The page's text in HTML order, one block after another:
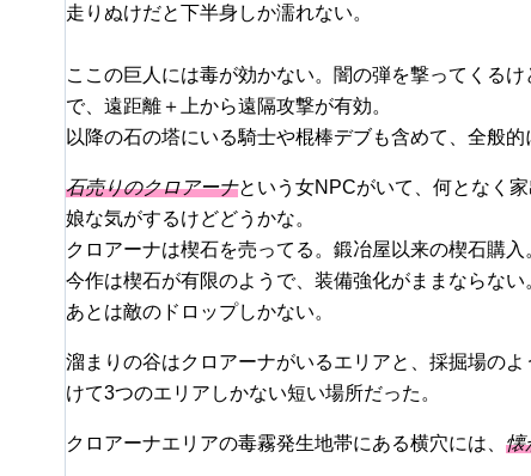
走りぬけだと下半身しか濡れない。
ここの巨人には毒が効かない。闇の弾を撃ってくる
で、遠距離＋上から遠隔攻撃が有効。
以降の石の塔にいる騎士や棍棒デブも含めて、全般的
石売りのクロアーナという女NPCがいて、何となく
娘な気がするけどどうかな。
クロアーナは楔石を売ってる。鍛冶屋以来の楔石購入
今作は楔石が有限のようで、装備強化がままならない
あとは敵のドロップしかない。
溜まりの谷はクロアーナがいるエリアと、採掘場の
けて3つのエリアしかない短い場所だった。
クロアーナエリアの毒霧発生地帯にある横穴には、 懐